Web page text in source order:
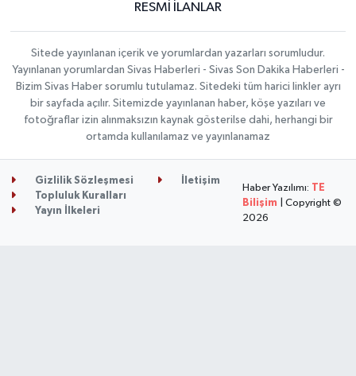
RESMİ İLANLAR
Sitede yayınlanan içerik ve yorumlardan yazarları sorumludur.
Yayınlanan yorumlardan Sivas Haberleri - Sivas Son Dakika Haberleri -
Bizim Sivas Haber sorumlu tutulamaz. Sitedeki tüm harici linkler ayrı
bir sayfada açılır. Sitemizde yayınlanan haber, köşe yazıları ve
fotoğraflar izin alınmaksızın kaynak gösterilse dahi, herhangi bir
ortamda kullanılamaz ve yayınlanamaz
Gizlilik Sözleşmesi
İletişim
Topluluk Kuralları
Yayın İlkeleri
Haber Yazılımı: TE
Bilişim | Copyright ©
2026